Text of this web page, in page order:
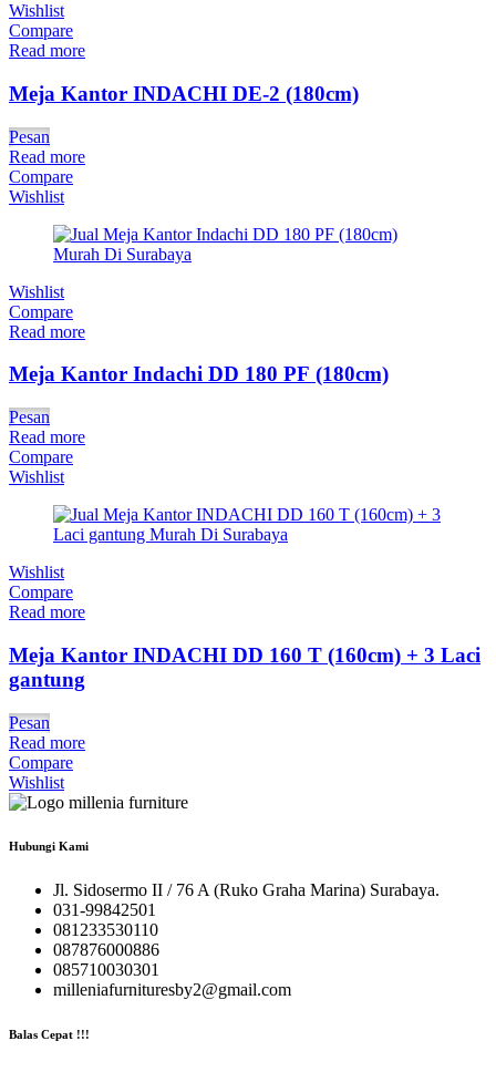
Wishlist
Compare
Read more
Meja Kantor INDACHI DE-2 (180cm)
Pesan
Read more
Compare
Wishlist
Wishlist
Compare
Read more
Meja Kantor Indachi DD 180 PF (180cm)
Pesan
Read more
Compare
Wishlist
Wishlist
Compare
Read more
Meja Kantor INDACHI DD 160 T (160cm) + 3 Laci
gantung
Pesan
Read more
Compare
Wishlist
Hubungi Kami
Jl. Sidosermo II / 76 A (Ruko Graha Marina) Surabaya.
031-99842501
081233530110
087876000886
085710030301
milleniafurnituresby2@gmail.com
Balas Cepat !!!